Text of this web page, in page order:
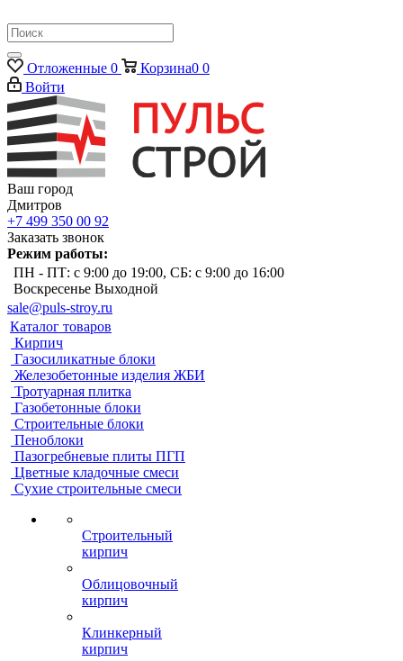
Отложенные 0 Корзина0 0
Войти
Ваш город
Дмитров
+7 499 350 00 92
Заказать звонок
Режим работы:
ПН - ПТ: с 9:00 до 19:00, СБ: с 9:00 до 16:00
Воскресенье Выходной
sale@puls-stroy.ru
Каталог товаров
Кирпич
Газосиликатные блоки
Железобетонные изделия ЖБИ
Тротуарная плитка
Газобетонные блоки
Строительные блоки
Пеноблоки
Пазогребневые плиты ПГП
Цветные кладочные смеси
Сухие строительные смеси
Строительный
кирпич
Облицовочный
кирпич
Клинкерный
кирпич